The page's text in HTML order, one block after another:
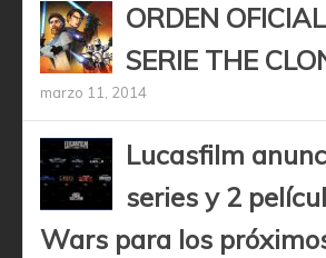
ORDEN
SERIE THE
marzo 11, 2014
Lucasfilm
series y 2
Wars para los